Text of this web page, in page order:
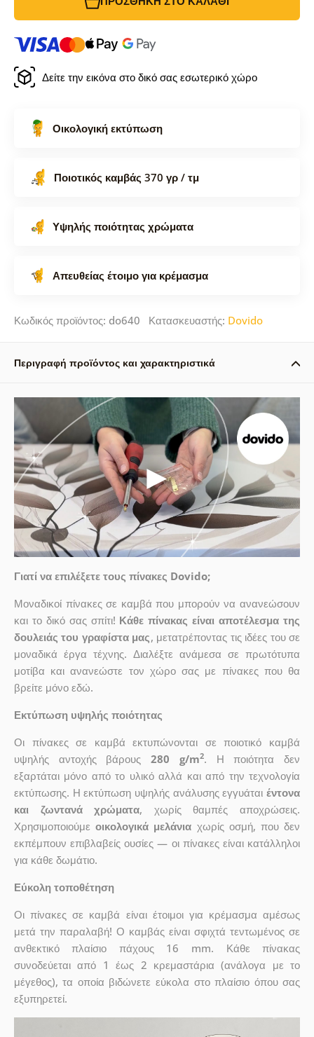
Δείτε την εικόνα στο δικό σας εσωτερικό χώρο
Οικολογική εκτύπωση
Ποιοτικός καμβάς 370 γρ / τμ
Υψηλής ποιότητας χρώματα
Απευθείας έτοιμο για κρέμασμα
Κωδικός προϊόντος: do640 Κατασκευαστής: Dovido
Περιγραφή προϊόντος και χαρακτηριστικά
Γιατί να επιλέξετε τους πίνακες Dovido;
Μοναδικοί πίνακες σε καμβά που μπορούν να ανανεώσουν
και το δικό σας σπίτι! Κάθε πίνακας είναι αποτέλεσμα της
δουλειάς του γραφίστα μας, μετατρέποντας τις ιδέες του σε
μοναδικά έργα τέχνης. Διαλέξτε ανάμεσα σε πρωτότυπα
μοτίβα και ανανεώστε τον χώρο σας με πίνακες που θα
βρείτε μόνο εδώ.
Εκτύπωση υψηλής ποιότητας
Οι πίνακες σε καμβά εκτυπώνονται σε ποιοτικό καμβά
υψηλής αντοχής βάρους280 g/m2. Η ποιότητα δεν
εξαρτάται μόνο από το υλικό αλλά και από την τεχνολογία
εκτύπωσης. Η εκτύπωση υψηλής ανάλυσης εγγυάταιέντονα
και ζωντανά χρώματα, χωρίς θαμπές αποχρώσεις.
Χρησιμοποιούμεοικολογικά μελάνια χωρίς οσμή, που δεν
εκπέμπουν επιβλαβείς ουσίες — οι πίνακες είναι κατάλληλοι
για κάθε δωμάτιο.
Εύκολη τοποθέτηση
Οι πίνακες σε καμβά είναι έτοιμοι για κρέμασμα αμέσως
μετά την παραλαβή! Ο καμβάς είναι σφιχτά τεντωμένος σε
ανθεκτικό πλαίσιο πάχους 16 mm. Κάθε πίνακας
συνοδεύεται από 1 έως 2 κρεμαστάρια (ανάλογα με το
μέγεθος), τα οποία βιδώνετε εύκολα στο πλαίσιο όπου σας
εξυπηρετεί.